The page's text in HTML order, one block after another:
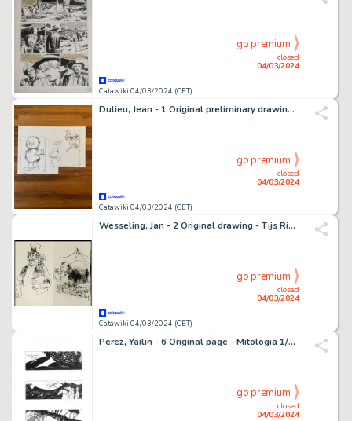
Catawiki 04/03/2024 (CET)
closed
04/03/2024
go premium
Dulieu, Jean - 1 Original preliminary drawing - Paulus de Boskabouter - Paulus de Boskabouter & Eucalipta
Catawiki 04/03/2024 (CET)
closed
04/03/2024
go premium
Wesseling, Jan - 2 Original drawing - Tijs Rinkelbel en Flip Wimpel op avontuur - (jaren 1980)
Catawiki 04/03/2024 (CET)
closed
04/03/2024
go premium
Perez, Yailin - 6 Original page - Mitologia 1/6 - Los Primeros heroés - 2017
closed
04/03/2024
go premium